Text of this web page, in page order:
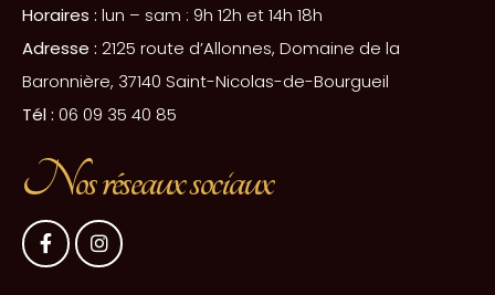
Horaires : lun – sam : 9h 12h et 14h 18h
Adresse : 2125 route d’Allonnes, Domaine de la
Baronnière, 37140 Saint-Nicolas-de-Bourgueil
Tél : 06 09 35 40 85
Nos réseaux sociaux